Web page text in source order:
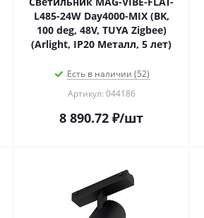
L485-24W Day4000-MIX (BK,
100 deg, 48V, TUYA Zigbee)
(Arlight, IP20 Металл, 5 лет)
Есть в наличии (52)
Артикул: 044186
8 890.72 ₽/шт